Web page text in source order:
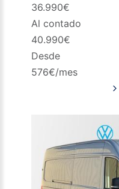
36.990€
Al contado
40.990€
Desde
576€/mes